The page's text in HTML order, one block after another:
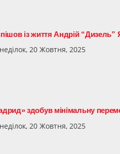
із життя Андрій
20 Жовтня, 2025
здобув мінімальну
20 Жовтня, 2025